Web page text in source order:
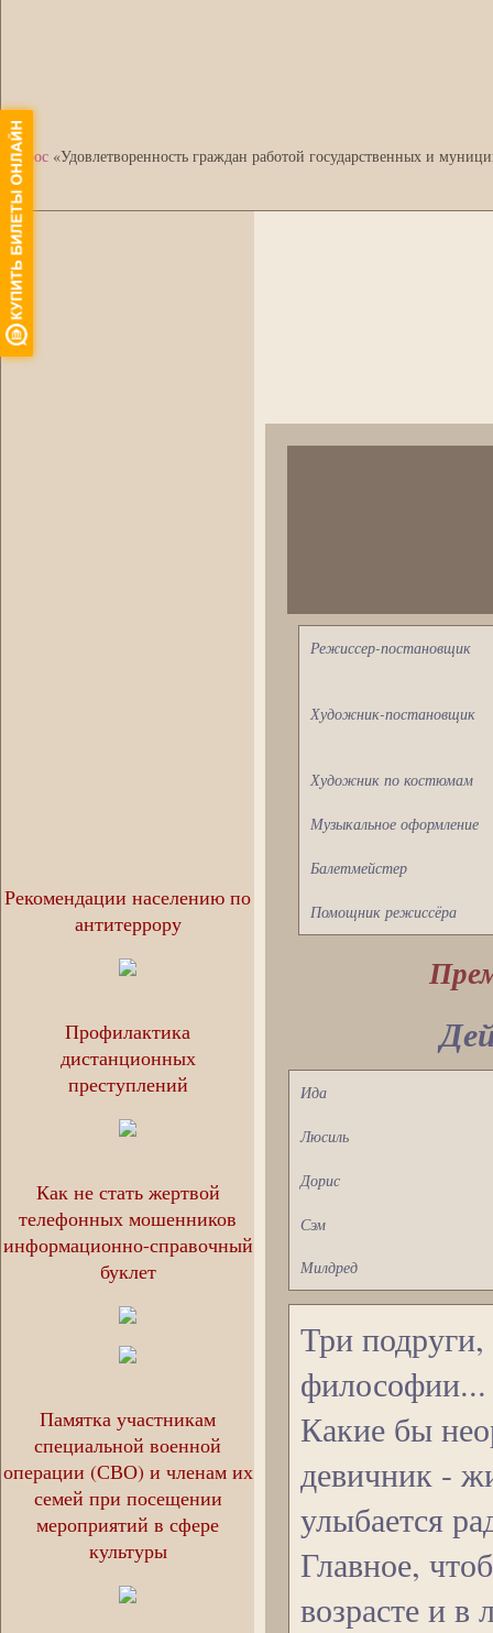
Опрос «Удовлетворенность граждан работой государственных и
Рекомендации населению по
антитеррору
Профилактика
дистанционных
преступлений
Как не стать жертвой
телефонных мошенников
информационно-справочный
буклет
Памятка участникам
специальной военной
операции (СВО) и членам их
семей при посещении
мероприятий в сфере
культуры
Режиссер-постановщик
Художник-постановщик
Художник по костюмам
Музыкальное оформление
Балетмейстер
Помощник режиссёра
Ида
Люсиль
Дорис
Сэм
Милдред
Три
философии...
Какие бы
девичник -
улыбается
Главное,
возрасте и